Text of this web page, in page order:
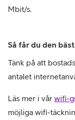
Mbit/s.
Så får du den
Tänk på att
antalet
Läs mer i vår wifi-
möjliga wifi-